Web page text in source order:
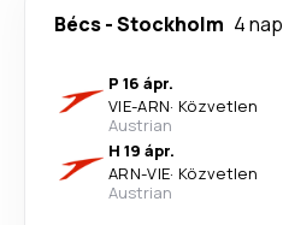
Bécs-Stockholm 4 nap
P 16 ápr.
VIE-ARN· Közvetlen
Austrian
H 19 ápr.
ARN-VIE· Közvetlen
Austrian